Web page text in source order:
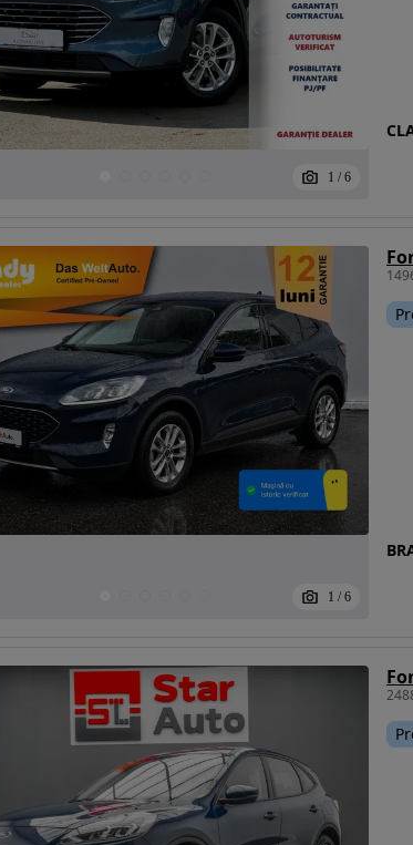
Eligibil pentru
1 / 6
1 / 6